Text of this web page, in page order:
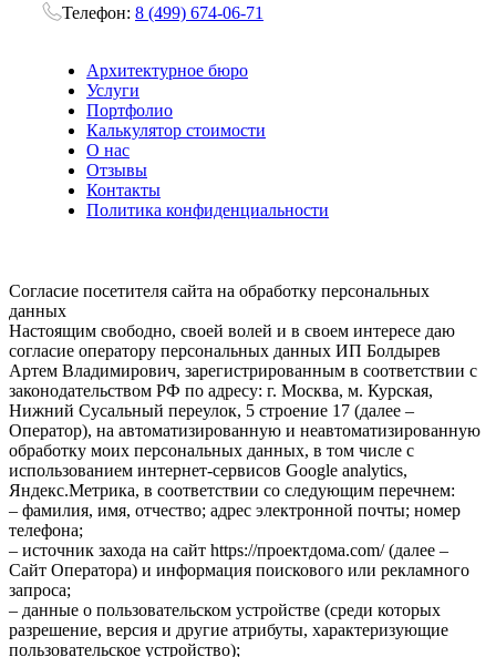
Телефон: 8 (499) 674-06-71
Архитектурное бюро
Услуги
Портфолио
Калькулятор стоимости
О нас
Отзывы
Контакты
Политика конфиденциальности
Согласие посетителя сайта на обработку персональных
данных
Настоящим свободно, своей волей и в своем интересе даю
согласие оператору персональных данных ИП Болдырев
Артем Владимирович, зарегистрированным в соответствии с
законодательством РФ по адресу: г. Москва, м. Курская,
Нижний Сусальный переулок, 5 строение 17 (далее –
Оператор), на автоматизированную и неавтоматизированную
обработку моих персональных данных, в том числе с
использованием интернет-сервисов Google analytics,
Яндекс.Метрика, в соответствии со следующим перечнем:
– фамилия, имя, отчество; адрес электронной почты; номер
телефона;
– источник захода на сайт https://проектдома.com/ (далее –
Сайт Оператора) и информация поискового или рекламного
запроса;
– данные о пользовательском устройстве (среди которых
разрешение, версия и другие атрибуты, характеризующие
пользовательское устройство);